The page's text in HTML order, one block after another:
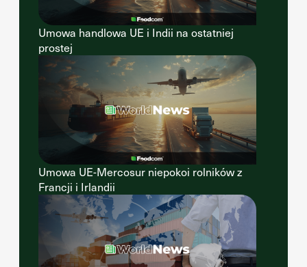
Umowa handlowa UE i Indii na ostatniej
prostej
Umowa UE-Mercosur niepokoi rolników z
Francji i Irlandii